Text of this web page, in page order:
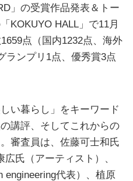
」の受賞作品発表＆トー
KOKUYO HALL」で11月
点（国内1232点、海外
ランプリ1点、優秀賞3点
い暮らし」をキーワード
講評、そしてこれからの
審査員は、佐藤可士和氏
広氏（アーティスト）、
engineering代表）、植原